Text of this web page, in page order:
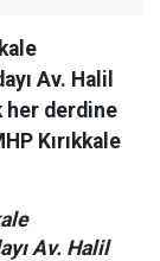
Av. Halil
her derdine
Kırıkkale
Av. Halil